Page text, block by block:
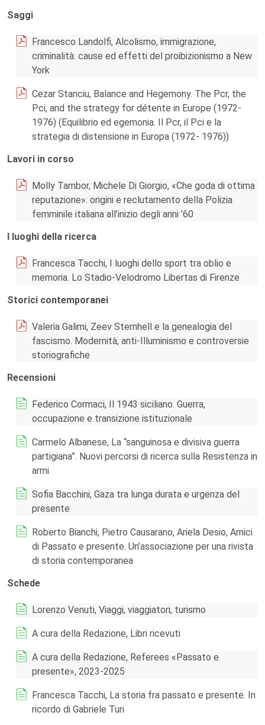
Saggi
Francesco Landolfi, Alcolismo, immigrazione,
criminalità: cause ed effetti del proibizionismo a New
York
Cezar Stanciu, Balance and Hegemony. The Pcr, the
Pci, and the strategy for détente in Europe (1972-
1976) (Equilibrio ed egemonia. Il Pcr, il Pci e la
strategia di distensione in Europa (1972- 1976))
Lavori in corso
Molly Tambor, Michele Di Giorgio, «Che goda di ottima
reputazione»: origini e reclutamento della Polizia
femminile italiana all’inizio degli anni ’60
I luoghi della ricerca
Francesca Tacchi, I luoghi dello sport tra oblio e
memoria. Lo Stadio-Velodromo Libertas di Firenze
Storici contemporanei
Valeria Galimi, Zeev Sternhell e la genealogia del
fascismo. Modernità, anti-Illuminismo e controversie
storiografiche
Recensioni
Federico Cormaci, Il 1943 siciliano. Guerra,
occupazione e transizione istituzionale
Carmelo Albanese, La “sanguinosa e divisiva guerra
partigiana”. Nuovi percorsi di ricerca sulla Resistenza in
armi
Sofia Bacchini, Gaza tra lunga durata e urgenza del
presente
Roberto Bianchi, Pietro Causarano, Ariela Desio, Amici
di Passato e presente. Un’associazione per una rivista
di storia contemporanea
Schede
Lorenzo Venuti, Viaggi, viaggiatori, turismo
A cura della Redazione, Libri ricevuti
A cura della Redazione, Referees «Passato e
presente», 2023-2025
Francesca Tacchi, La storia fra passato e presente. In
ricordo di Gabriele Turi